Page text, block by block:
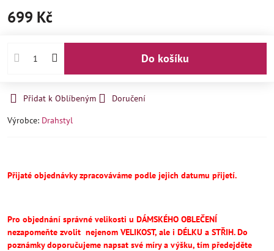
699 Kč
Do košíku
Přidat k Oblíbeným
Doručení
Výrobce: Drahstyl
Přijaté objednávky zpracováváme podle jejich datumu přijetí.
Pro objednání správné velikosti u DÁMSKÉHO OBLEČENÍ
nezapomeňte zvolit nejenom VELIKOST, ale i DÉLKU a STŘIH.Do
poznámky doporučujeme napsat své míry a výšku, tím předejděte